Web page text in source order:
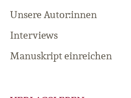
Unsere Autor:innen
Interviews
Manuskript einreichen